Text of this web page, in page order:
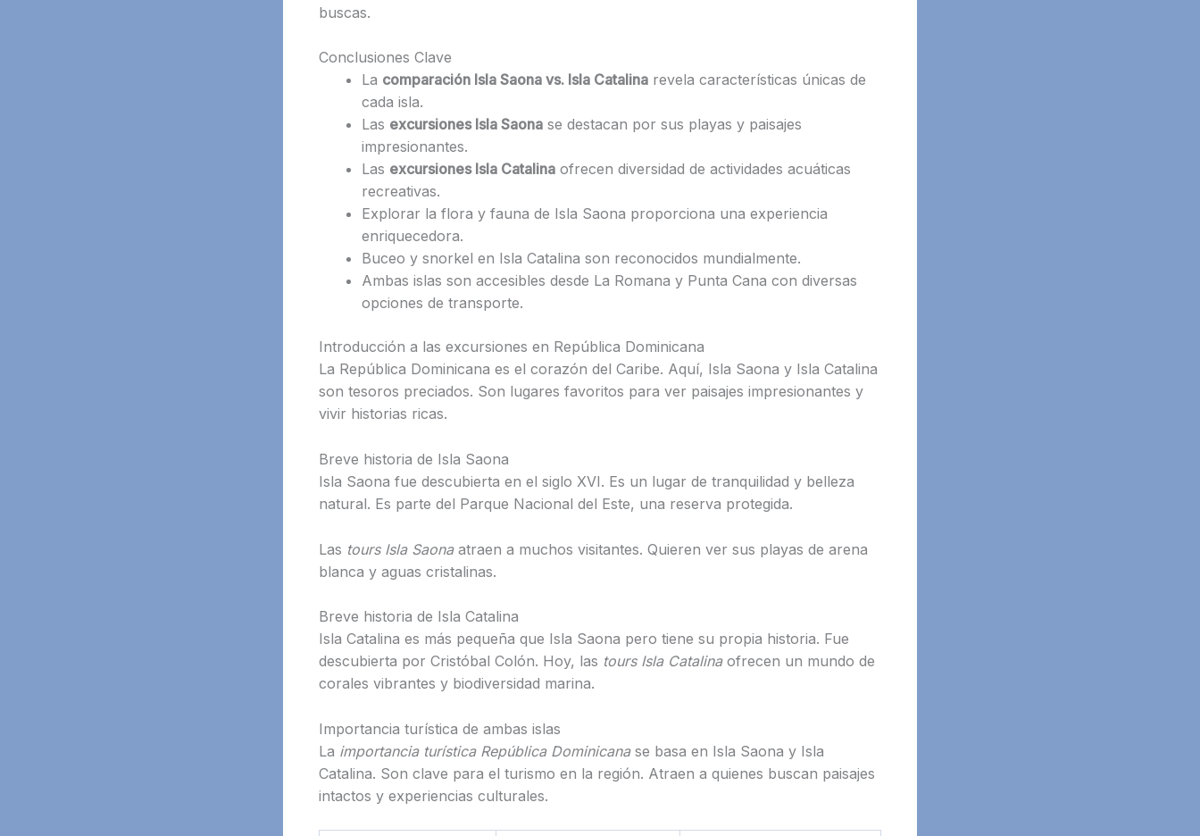
buscas.
Conclusiones Clave
La comparación Isla Saona vs. Isla Catalina revela características únicas de
cada isla.
Las excursiones Isla Saona se destacan por sus playas y paisajes
impresionantes.
Las excursiones Isla Catalina ofrecen diversidad de actividades acuáticas
recreativas.
Explorar la flora y fauna de Isla Saona proporciona una experiencia
enriquecedora.
Buceo y snorkel en Isla Catalina son reconocidos mundialmente.
Ambas islas son accesibles desde La Romana y Punta Cana con diversas
opciones de transporte.
Introducción a las excursiones en República Dominicana
La República Dominicana es el corazón del Caribe. Aquí, Isla Saona y Isla Catalina
son tesoros preciados. Son lugares favoritos para ver paisajes impresionantes y
vivir historias ricas.
Breve historia de Isla Saona
Isla Saona fue descubierta en el siglo XVI. Es un lugar de tranquilidad y belleza
natural. Es parte del Parque Nacional del Este, una reserva protegida.
Las tours Isla Saonaatraen a muchos visitantes. Quieren ver sus playas de arena
blanca y aguas cristalinas.
Breve historia de Isla Catalina
Isla Catalina es más pequeña que Isla Saona pero tiene su propia historia. Fue
descubierta por Cristóbal Colón. Hoy, las tours Isla Catalinaofrecen un mundo de
corales vibrantes y biodiversidad marina.
Importancia turística de ambas islas
La importancia turística República Dominicanase basa en Isla Saona y Isla
Catalina. Son clave para el turismo en la región. Atraen a quienes buscan paisajes
intactos y experiencias culturales.